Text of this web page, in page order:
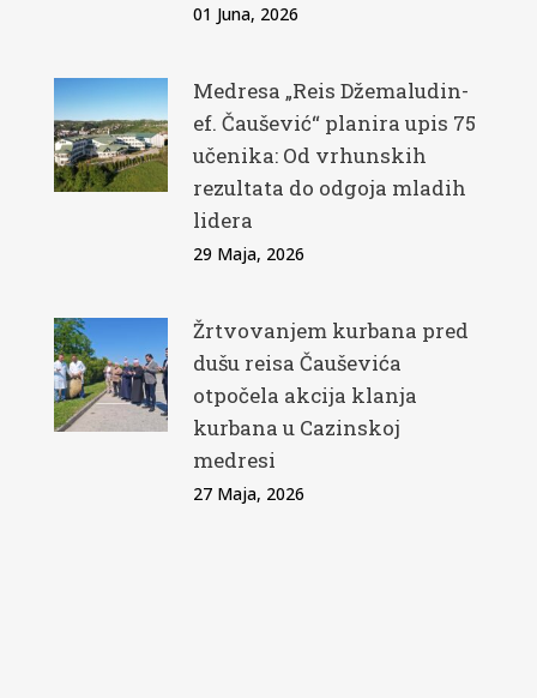
01 Juna, 2026
Medresa „Reis Džemaludin-
ef. Čaušević“ planira upis 75
učenika: Od vrhunskih
rezultata do odgoja mladih
lidera
29 Maja, 2026
Žrtvovanjem kurbana pred
dušu reisa Čauševića
otpočela akcija klanja
kurbana u Cazinskoj
medresi
27 Maja, 2026